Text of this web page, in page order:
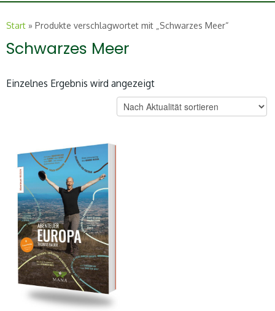
Start » Produkte verschlagwortet mit „Schwarzes Meer“
Schwarzes Meer
Einzelnes Ergebnis wird angezeigt